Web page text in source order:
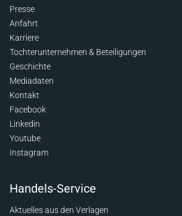
Presse
Anfahrt
Karriere
Tochterunternehmen & Beteiligungen
Geschichte
Mediadaten
Kontakt
Facebook
Linkedin
Youtube
Instagram
Handels-Service
Aktuelles aus den Verlagen